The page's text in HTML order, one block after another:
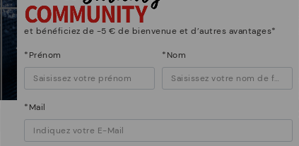
Attention !
et bénéficiez de -5 € de bienvenue et d’autres avantages*
*Prénom *Nom
*Mail